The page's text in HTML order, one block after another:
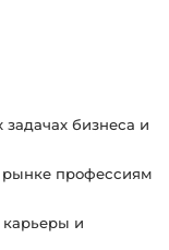
бизнеса и
рынке профессиям
карьеры и